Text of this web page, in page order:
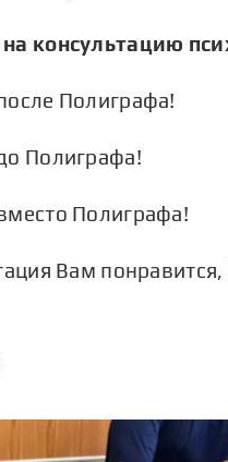
консультацию
Полиграфа!
Полиграфа!
Полиграфа!
Вам